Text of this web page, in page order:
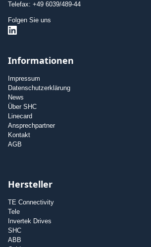
Telefax: +49 6039/489-44
Folgen Sie uns
Informationen
Impressum
Datenschutzerklärung
News
Über SHC
Linecard
Ansprechpartner
Kontakt
AGB
Hersteller
TE Connectivity
Tele
Invertek Drives
SHC
ABB